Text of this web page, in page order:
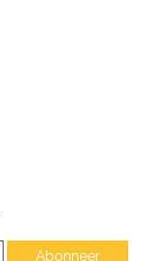
Abonneer